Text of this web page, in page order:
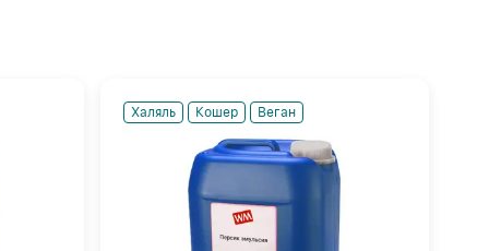
Халяль Кошер Веган